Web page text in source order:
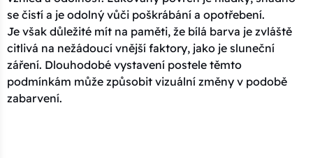
se čistí a je odolný vůči poškrábání a opotřebení.
Je však důležité mít na paměti, že bílá barva je zvláště
citlivá na nežádoucí vnější faktory, jako je sluneční
záření. Dlouhodobé vystavení postele těmto
podmínkám může způsobit vizuální změny v podobě
zabarvení.